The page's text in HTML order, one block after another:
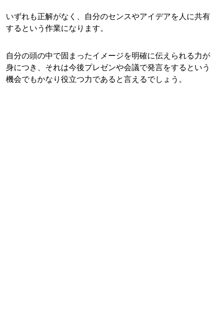
いずれも正解がなく、自分のセンスやアイデアを人に共有
するという作業になります。
自分の頭の中で固まったイメージを明確に伝えられる力が
身につき、それは今後プレゼンや会議で発言をするという
機会でもかなり役立つ力であると言えるでしょう。